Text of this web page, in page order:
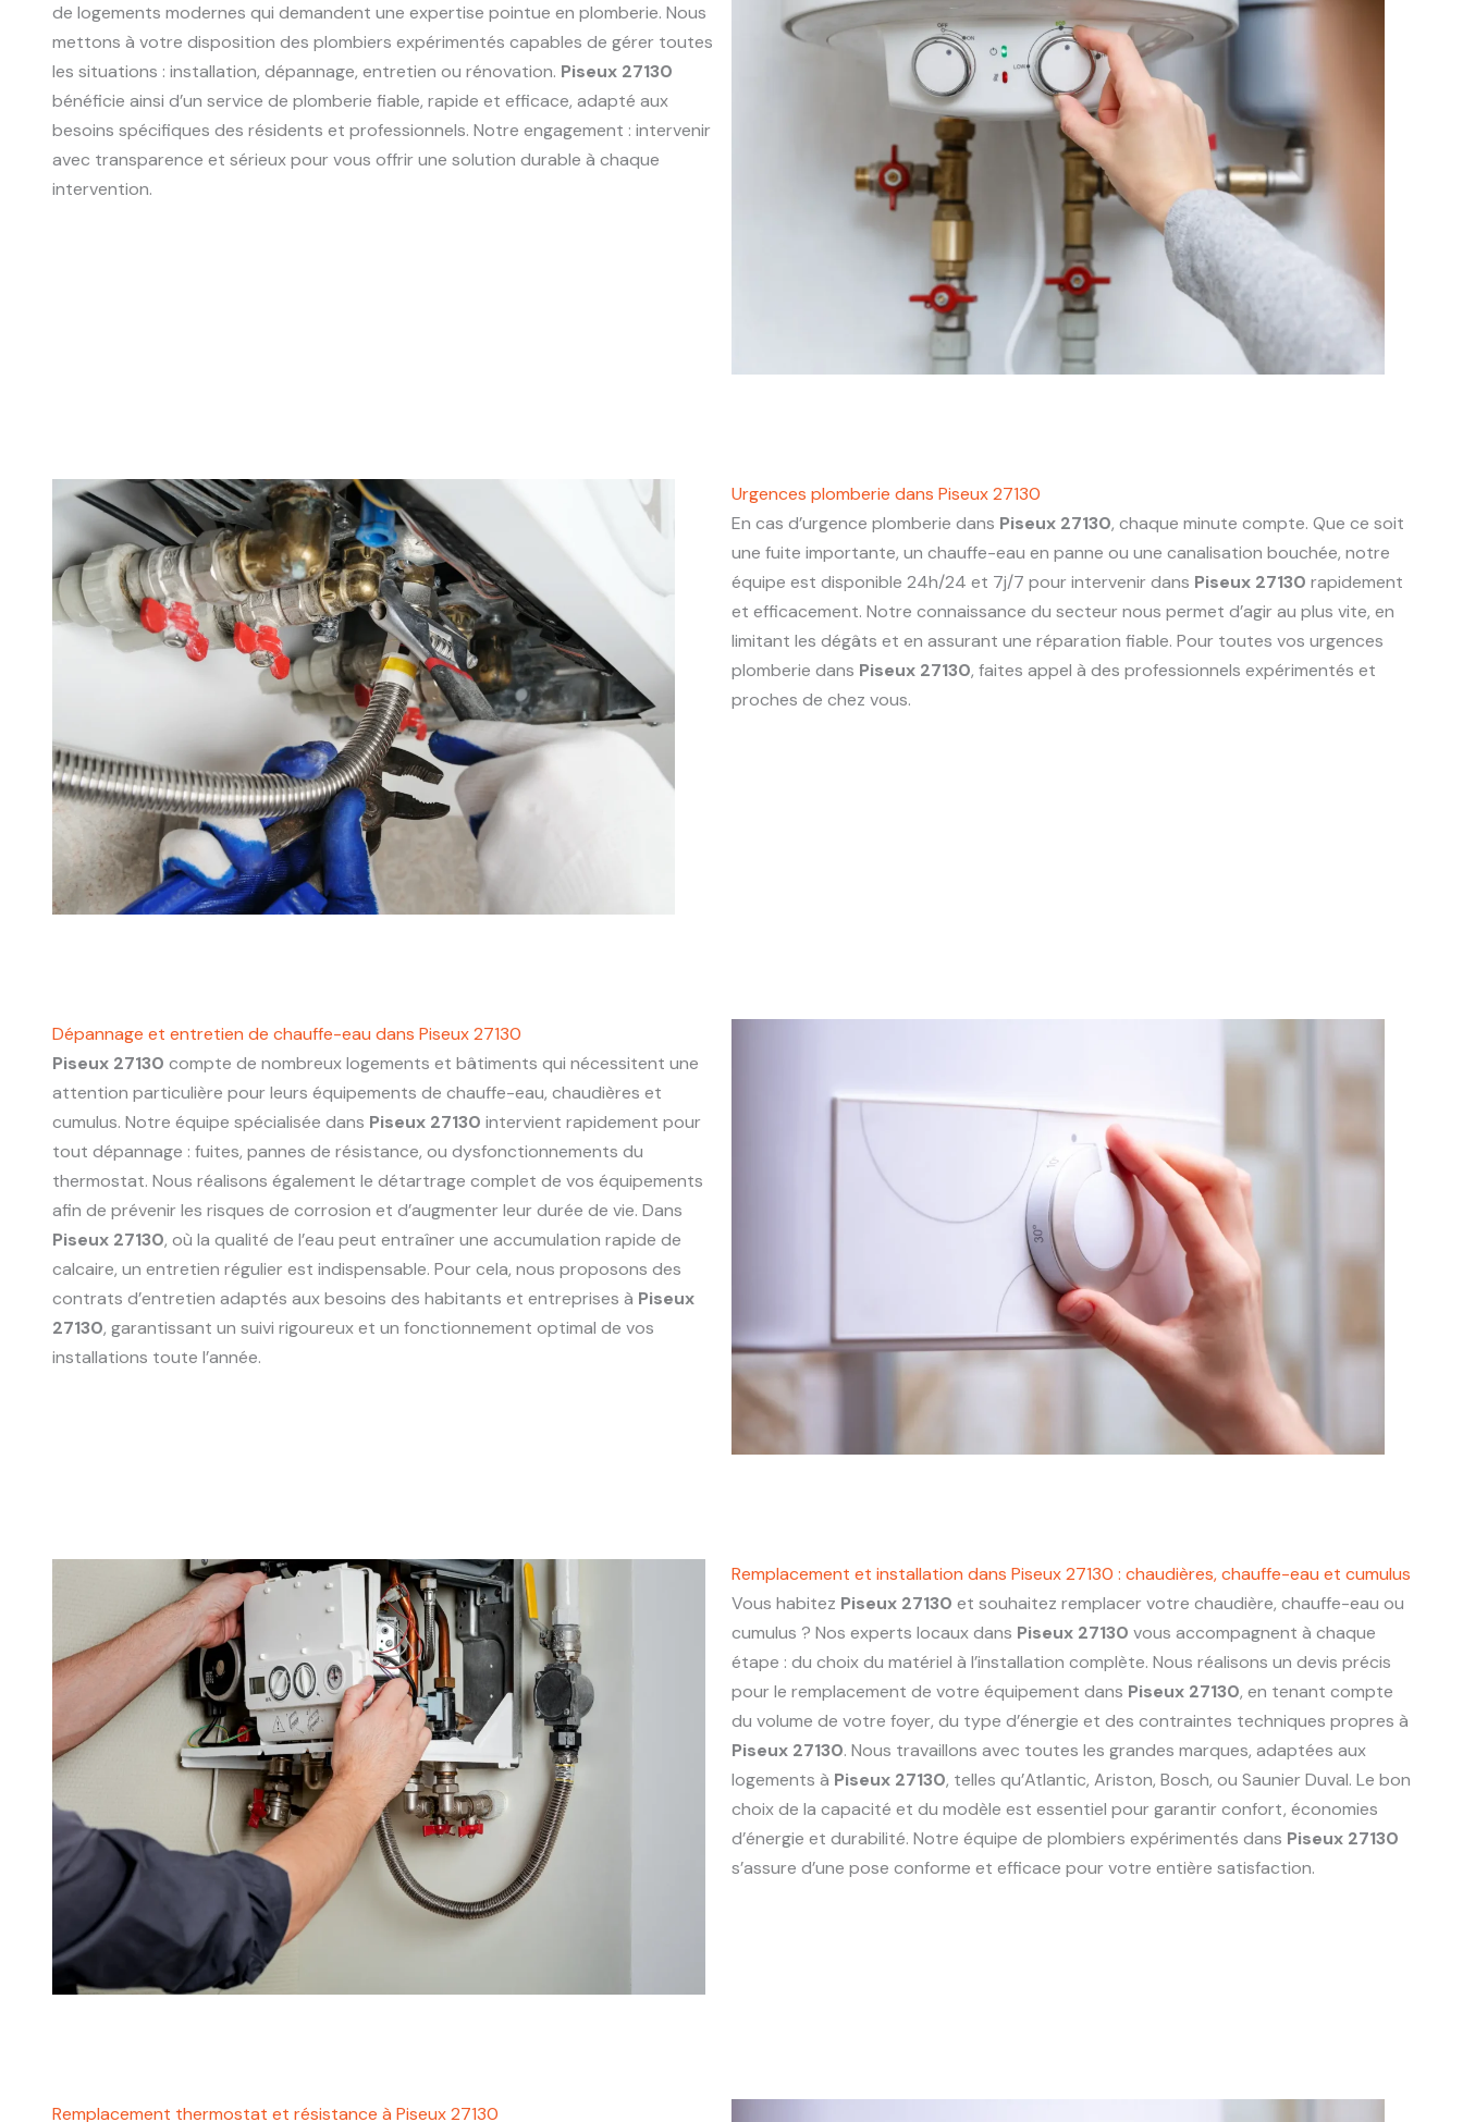
de logements modernes qui demandent une expertise pointue en plomberie. Nous
mettons à votre disposition des plombiers expérimentés capables de gérer toutes
les situations : installation, dépannage, entretien ou rénovation. Piseux 27130
bénéficie ainsi d’un service de plomberie fiable, rapide et efficace, adapté aux
besoins spécifiques des résidents et professionnels. Notre engagement : intervenir
avec transparence et sérieux pour vous offrir une solution durable à chaque
intervention.
Urgences plomberie dans Piseux 27130
En cas d’urgence plomberie dans Piseux 27130, chaque minute compte. Que ce soit
une fuite importante, un chauffe-eau en panne ou une canalisation bouchée, notre
équipe est disponible 24h/24 et 7j/7 pour intervenir dans Piseux 27130 rapidement
et efficacement. Notre connaissance du secteur nous permet d’agir au plus vite, en
limitant les dégâts et en assurant une réparation fiable. Pour toutes vos urgences
plomberie dans Piseux 27130, faites appel à des professionnels expérimentés et
proches de chez vous.
Dépannage et entretien de chauffe-eau dans Piseux 27130
Piseux 27130 compte de nombreux logements et bâtiments qui nécessitent une
attention particulière pour leurs équipements de chauffe-eau, chaudières et
cumulus. Notre équipe spécialisée dans Piseux 27130 intervient rapidement pour
tout dépannage : fuites, pannes de résistance, ou dysfonctionnements du
thermostat. Nous réalisons également le détartrage complet de vos équipements
afin de prévenir les risques de corrosion et d’augmenter leur durée de vie. Dans
Piseux 27130, où la qualité de l’eau peut entraîner une accumulation rapide de
calcaire, un entretien régulier est indispensable. Pour cela, nous proposons des
contrats d’entretien adaptés aux besoins des habitants et entreprises à Piseux
27130, garantissant un suivi rigoureux et un fonctionnement optimal de vos
installations toute l’année.
Remplacement et installation dans Piseux 27130 : chaudières, chauffe-eau et cumulus
Vous habitez Piseux 27130 et souhaitez remplacer votre chaudière, chauffe-eau ou
cumulus ? Nos experts locaux dans Piseux 27130 vous accompagnent à chaque
étape : du choix du matériel à l’installation complète. Nous réalisons un devis précis
pour le remplacement de votre équipement dans Piseux 27130, en tenant compte
du volume de votre foyer, du type d’énergie et des contraintes techniques propres à
Piseux 27130. Nous travaillons avec toutes les grandes marques, adaptées aux
logements à Piseux 27130, telles qu’Atlantic, Ariston, Bosch, ou Saunier Duval. Le bon
choix de la capacité et du modèle est essentiel pour garantir confort, économies
d’énergie et durabilité. Notre équipe de plombiers expérimentés dans Piseux 27130
s’assure d’une pose conforme et efficace pour votre entière satisfaction.
Remplacement thermostat et résistance à Piseux 27130